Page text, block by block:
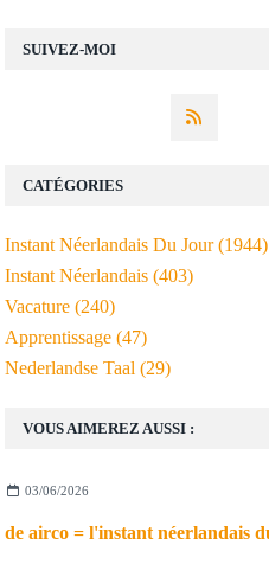
SUIVEZ-MOI
VOUS AIMEREZ AUSSI :
03/06/2026
CATÉGORIES
Instant Néerlandais Du Jour(1944)
Instant Néerlandais (403)
Vacature (240)
Apprentissage (47)
Nederlandse Taal (29)